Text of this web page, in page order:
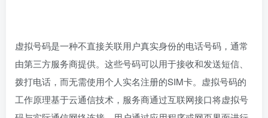
虚拟号码是一种不直接关联用户真实身份的电话号码，通常
由第三方服务商提供。这些号码可以用于接收和发送短信、
拨打电话，而无需使用个人实名注册的SIM卡。虚拟号码的
工作原理基于云通信技术，服务商通过互联网接口将虚拟号